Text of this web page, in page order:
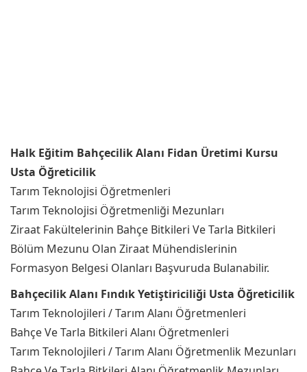
Halk Eğitim Bahçecilik Alanı Fidan Üretimi Kursu
Usta Öğreticilik
Tarım Teknolojisi Öğretmenleri
Tarım Teknolojisi Öğretmenliği Mezunları
Ziraat Fakültelerinin Bahçe Bitkileri Ve Tarla Bitkileri
Bölüm Mezunu Olan Ziraat Mühendislerinin
Formasyon Belgesi Olanları Başvuruda Bulanabilir.
Bahçecilik Alanı Fındık Yetiştiriciliği Usta Öğreticilik
Tarım Teknolojileri / Tarım Alanı Öğretmenleri
Bahçe Ve Tarla Bitkileri Alanı Öğretmenleri
Tarım Teknolojileri / Tarım Alanı Öğretmenlik Mezunları